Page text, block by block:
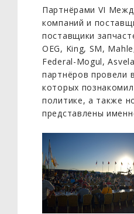
Партнёрами VI
компаний и
поставщики
OEG, King, SM,
Federal-Mogul,
партнёров провели
которых
политике, а также
представлены